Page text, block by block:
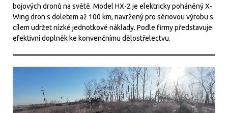
bojových dronů na světě. Model HX-2 je elektricky poháněný X-
Wing dron s doletem až 100 km, navržený pro sériovou výrobu s
cílem udržet nízké jednotkové náklady. Podle firmy představuje
efektivní doplněk ke konvenčnímu dělostřelectvu.